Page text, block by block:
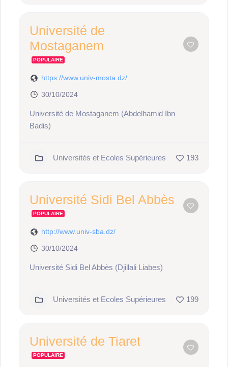
Université de
Mostaganem
POPULAIRE
https://www.univ-mosta.dz/
30/10/2024
Université de Mostaganem (Abdelhamid Ibn
Badis)
Universités et Ecoles Supérieures 193
Université Sidi Bel Abbès
POPULAIRE
http://www.univ-sba.dz/
30/10/2024
Université Sidi Bel Abbès (Djillali Liabes)
Universités et Ecoles Supérieures 199
Université de Tiaret
POPULAIRE